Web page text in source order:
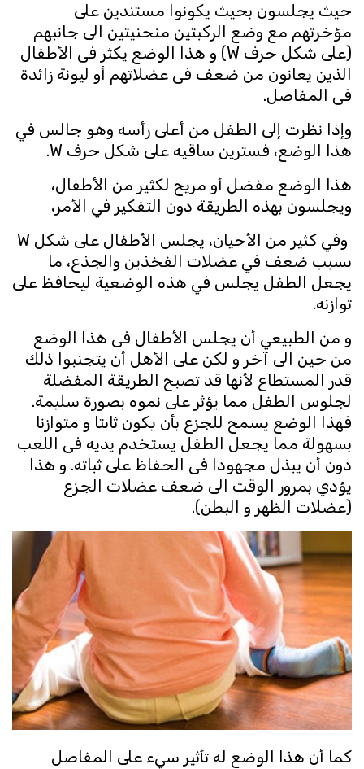
حيث يجلسون بحيث يكونوا مستندين على
مؤخرتهم مع وضع الركبتين منحنيتين الى جانبهم
(على شكل حرف W) و هذا الوضع يكثر فى الأطفال
الذين يعانون من ضعف فى عضلاتهم أو ليونة زائدة
فى المفاصل.
وإذا نظرت إلى الطفل من أعلى رأسه وهو جالس في
هذا الوضع، فسترين ساقيه على شكل حرف W.
هذا الوضع مفضل أو مريح لكثير من الأطفال،
ويجلسون بهذه الطريقة دون التفكير في الأمر،
وفي كثير من الأحيان، يجلس الأطفال على شكل W
بسبب ضعف في عضلات الفخذين والجذع، ما
يجعل الطفل يجلس في هذه الوضعية ليحافظ على
توازنه.
و من الطبيعي أن يجلس الأطفال فى هذا الوضع
من حين الى آخر و لكن على الأهل أن يتجنبوا ذلك
قدر المستطاع لأنها قد تصبح الطريقة المفضلة
لجلوس الطفل مما يؤثر على نموه بصورة سليمة.
فهذا الوضع يسمح للجزع بأن يكون ثابتا و متوازنا
بسهولة مما يجعل الطفل يستخدم يديه فى اللعب
دون أن يبذل مجهودا فى الحفاظ على ثباته. و هذا
يؤدي بمرور الوقت الى ضعف عضلات الجزع
(عضلات الظهر و البطن).
كما أن هذا الوضع له تأثير سيء على المفاصل